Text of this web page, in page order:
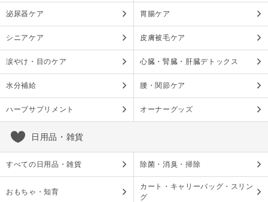
泌尿器ケア 胃腸ケア
シニアケア 皮膚被毛ケア
涙やけ・目のケア 心臓・腎臓・肝臓デトックス
水分補給 腰・関節ケア
ハーブサプリメント オーナーグッズ
日用品・雑貨
すべての日用品・雑貨 除菌・消臭・掃除
おもちゃ・知育
カート・キャリーバッグ・スリン
グ